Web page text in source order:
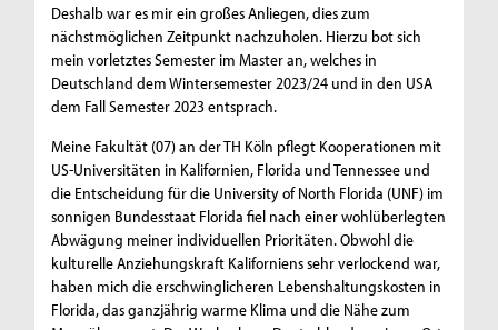
Deshalb war es mir ein großes Anliegen, dies zum
nächstmöglichen Zeitpunkt nachzuholen. Hierzu bot sich
mein vorletztes Semester im Master an, welches in
Deutschland dem Wintersemester 2023/24 und in den USA
dem Fall Semester 2023 entsprach.
Meine Fakultät (07) an der TH Köln pflegt Kooperationen mit
US-Universitäten in Kalifornien, Florida und Tennessee und
die Entscheidung für die University of North Florida (UNF) im
sonnigen Bundesstaat Florida fiel nach einer wohlüberlegten
Abwägung meiner individuellen Prioritäten. Obwohl die
kulturelle Anziehungskraft Kaliforniens sehr verlockend war,
haben mich die erschwinglicheren Lebenshaltungskosten in
Florida, das ganzjährig warme Klima und die Nähe zum